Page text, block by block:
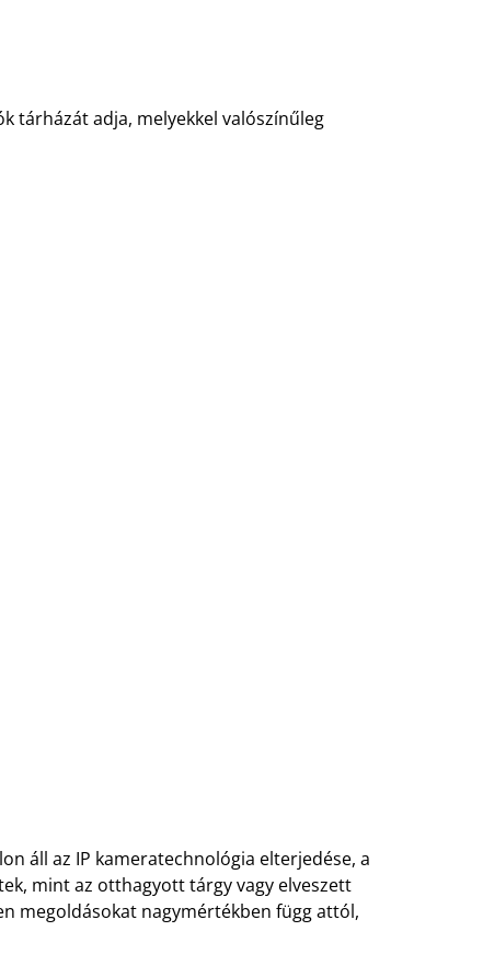
tárházát adja, melyekkel valószínűleg
áll az IP kameratechnológia elterjedése, a
mint az otthagyott tárgy vagy elveszett
megoldásokat nagymértékben függ attól,